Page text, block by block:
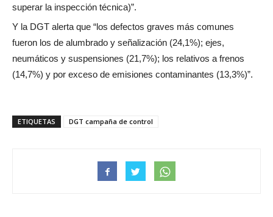
superar la inspección técnica)”.
Y la DGT alerta que “los defectos graves más comunes
fueron los de alumbrado y señalización (24,1%); ejes,
neumáticos y suspensiones (21,7%); los relativos a frenos
(14,7%) y por exceso de emisiones contaminantes (13,3%)”.
ETIQUETAS DGT campaña de control